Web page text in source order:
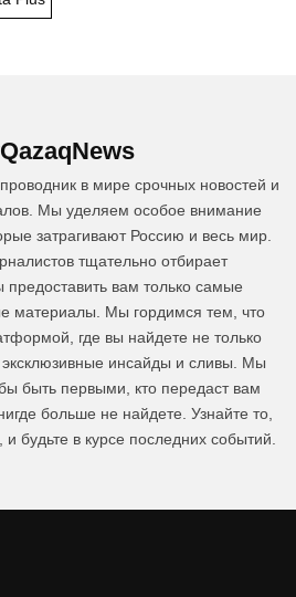
в мире срочных новостей и
Мы уделяем особое внимание
затрагивают Россию и весь мир.
тщательно отбирает
вам только самые
материалы. Мы гордимся тем, что
где вы найдете не только
инсайды и сливы. Мы
быть первыми, кто передаст вам
больше не найдете. Узнайте то,
и будьте в курсе последних событий.